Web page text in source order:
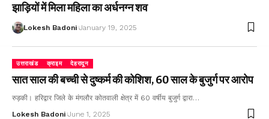
झाड़ियों में मिला महिला का अर्धनग्न शव
Lokesh Badoni January 19, 2025
उत्तराखंड क्राइम देहरादून
सात साल की बच्ची से दुष्कर्म की कोशिश, 60 साल के बुजुर्ग पर आरोप
रुड़की। हरिद्वार जिले के मंगलौर कोतवाली क्षेत्र में 60 वर्षीय बुजुर्ग द्वारा…
Lokesh Badoni June 1, 2025